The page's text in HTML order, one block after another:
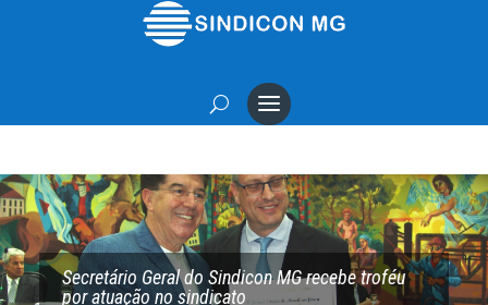
Secretário Geral do Sindicon MG recebe troféu
por atuação no sindicato